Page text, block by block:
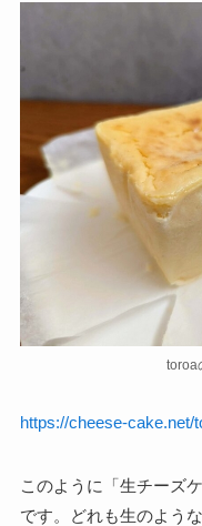
toroa
https://cheese-cake.net/
このように「生チーズ
です。どれも生のよう